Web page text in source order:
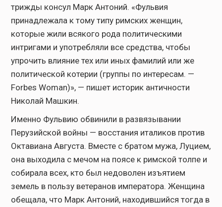
трижды консул Марк Антоний. «Фульвия
принадлежала к тому типу римских женщин,
которые жили всякого рода политическими
интригами и употребляли все средства, чтобы
упрочить влияние тех или иных фамилий или же
политической котерии (группы по интересам. —
Forbes Woman)», — пишет историк античности
Николай Машкин.
Именно Фульвию обвинили в развязывании
Перузийской войны — восстания италиков против
Октавиана Августа. Вместе с братом мужа, Луцием,
она выходила с мечом на поясе к римской толпе и
собирала всех, кто был недоволен изъятием
земель в пользу ветеранов императора. Женщина
обещала, что Марк Антоний, находившийся тогда в